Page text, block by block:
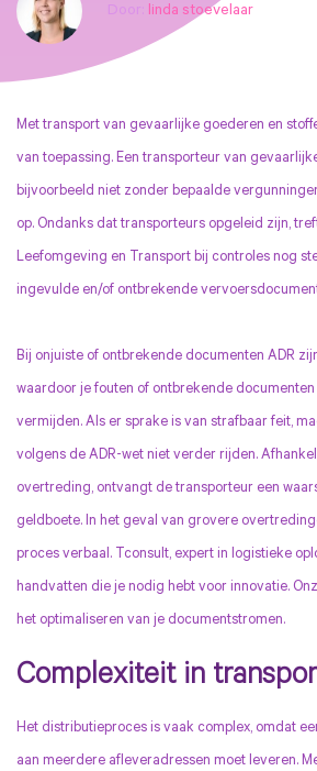
Door: linda stoevelaar
Met transport van gevaarlijke goederen en
van toepassing. Een transporteur van
bijvoorbeeld niet zonder bepaalde
op. Ondanks dat transporteurs opgeleid zijn,
Leefomgeving en Transport bij controles nog
ingevulde en/of ontbrekende
Bij onjuiste of ontbrekende documenten ADR
waardoor je fouten of ontbrekende
vermijden. Als er sprake is van strafbaar feit,
volgens de ADR-wet niet verder rijden.
overtreding, ontvangt de transporteur een
geldboete. In het geval van grovere
proces verbaal. Tconsult, expert in logistieke
handvatten die je nodig hebt voor innovatie.
het optimaliseren van je documentstromen.
Complexiteit in
Het distributieproces is vaak complex, omdat
aan meerdere afleveradressen moet leveren.